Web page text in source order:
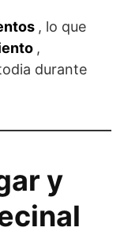
, lo que
,
durante
y